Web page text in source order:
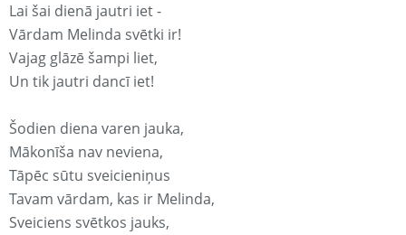
Lai šai dienā jautri iet -
Vārdam Melinda svētki ir!
Vajag glāzē šampi liet,
Un tik jautri dancī iet!
Šodien diena varen jauka,
Mākonīša nav neviena,
Tāpēc sūtu sveicieniņus
Tavam vārdam, kas ir Melinda,
Sveiciens svētkos jauks,